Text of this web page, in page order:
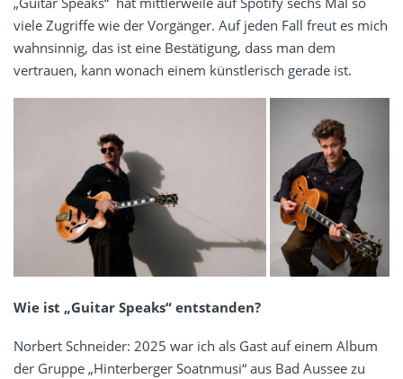
viele Zugriffe wie der Vorgänger. Auf jeden Fall freut es mich
wahnsinnig, das ist eine Bestätigung, dass man dem
vertrauen, kann wonach einem künstlerisch gerade ist.
Wie ist „Guitar Speaks“ entstanden?
Norbert Schneider: 2025 war ich als Gast auf einem Album
der Gruppe „Hinterberger Soatnmusi“ aus Bad Aussee zu